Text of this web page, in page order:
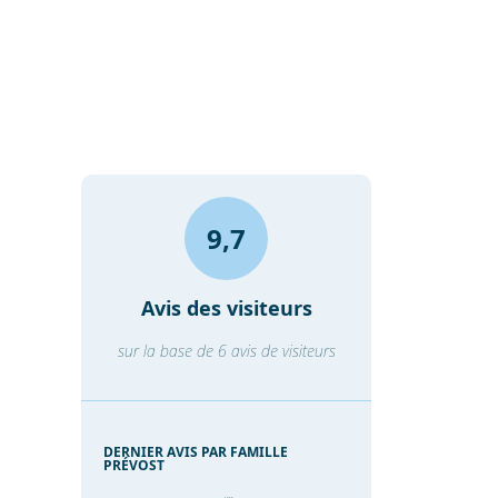
9,7
Avis des visiteurs
sur la base de 6 avis de visiteurs
DERNIER AVIS PAR FAMILLE
PRÉVOST